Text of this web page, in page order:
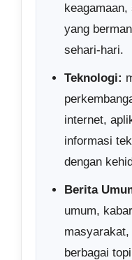
yang
sehari-hari.
Teknologi:
internet,
informasi
dengan
Berita
umum,
berbagai